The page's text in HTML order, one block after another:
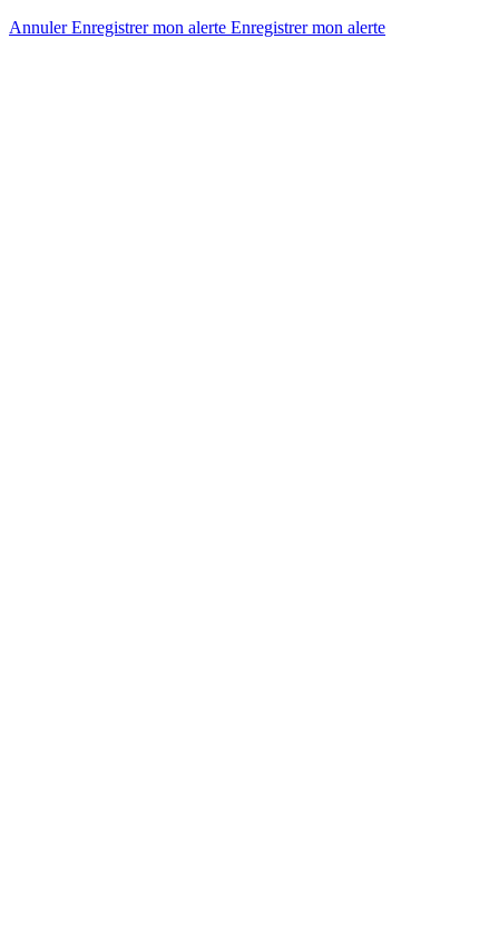
AnnulerEnregistrer mon alerte Enregistrermon alerte